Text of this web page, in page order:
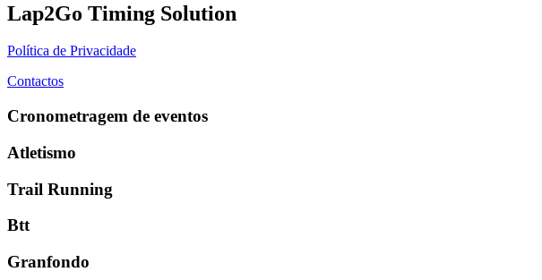
Lap2Go Timing Solution
Política de Privacidade
Contactos
Cronometragem de eventos
Atletismo
Trail Running
Btt
Granfondo